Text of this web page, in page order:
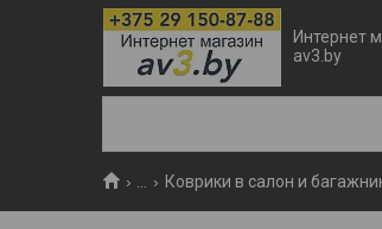
Интернет
av3.by
Коврики в салон и